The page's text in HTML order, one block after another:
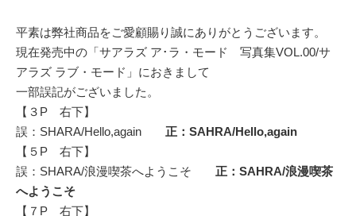
平素は弊社商品をご愛顧賜り誠にありがとうございます。
現在発売中の「サアラズ ア･ラ・モード 写真集VOL.00/サ
アラズ ラブ・モード」におきまして
一部誤記がございました。
【３P 右下】
誤：SHARA/Hello,again 正：SAHRA/Hello,again
【５P 右下】
誤：SHARA/浪漫喫茶へようこそ 正：SAHRA/浪漫喫茶
へようこそ
【７P 右下】